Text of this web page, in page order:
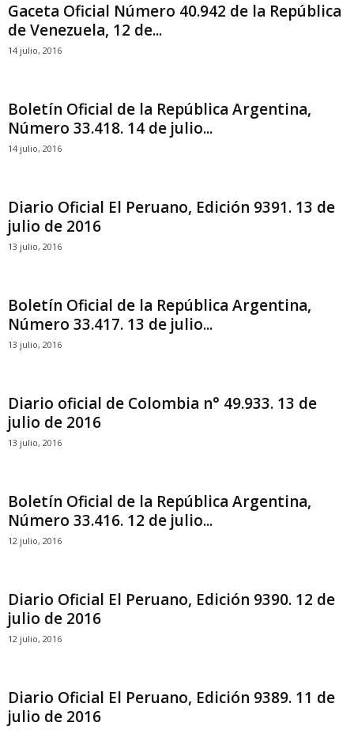
Gaceta Oficial Número 40.942 de la República
de Venezuela, 12 de...
14 julio, 2016
Boletín Oficial de la República Argentina,
Número 33.418. 14 de julio...
14 julio, 2016
Diario Oficial El Peruano, Edición 9391. 13 de
julio de 2016
13 julio, 2016
Boletín Oficial de la República Argentina,
Número 33.417. 13 de julio...
13 julio, 2016
Diario oficial de Colombia n° 49.933. 13 de
julio de 2016
13 julio, 2016
Boletín Oficial de la República Argentina,
Número 33.416. 12 de julio...
12 julio, 2016
Diario Oficial El Peruano, Edición 9390. 12 de
julio de 2016
12 julio, 2016
Diario Oficial El Peruano, Edición 9389. 11 de
julio de 2016